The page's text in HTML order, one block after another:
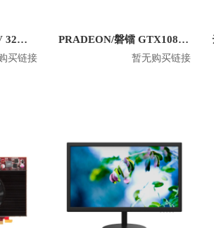
MSI/微星 PS321URV 32英寸4K显示屏
买链接
PRADEON/磐镭 GTX1080TI 8G 台式机电竞显卡
暂无购买链接